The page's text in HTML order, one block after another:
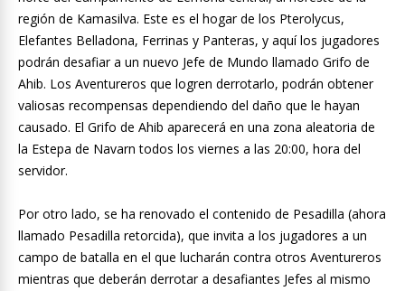
región de Kamasilva. Este es el hogar de los Pterolycus,
Elefantes Belladona, Ferrinas y Panteras, y aquí los jugadores
podrán desafiar a un nuevo Jefe de Mundo llamado Grifo de
Ahib. Los Aventureros que logren derrotarlo, podrán obtener
valiosas recompensas dependiendo del daño que le hayan
causado. El Grifo de Ahib aparecerá en una zona aleatoria de
la Estepa de Navarn todos los viernes a las 20:00, hora del
servidor.
Por otro lado, se ha renovado el contenido de Pesadilla (ahora
llamado Pesadilla retorcida), que invita a los jugadores a un
campo de batalla en el que lucharán contra otros Aventureros
mientras que deberán derrotar a desafiantes Jefes al mismo